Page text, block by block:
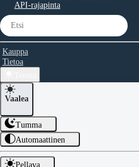
API-rajapinta
Kauppa
Tietoa
Vaalea
Tumma
Automaattinen
Pellava